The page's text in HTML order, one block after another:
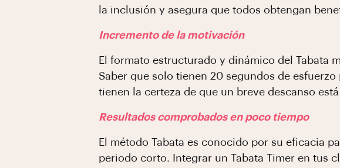
la inclusión y asegura que todos obtengan
Incremento de la motivación
El formato estructurado y dinámico del Tabata
Saber que solo tienen 20 segundos de
tienen la certeza de que un breve descanso
Resultados comprobados en poco tiempo
El método Tabata es conocido por su eficacia
periodo corto. Integrar un Tabata Timer en tus